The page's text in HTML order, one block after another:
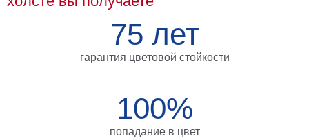
75 лет
гарантия цветовой стойкости
100%
попадание в цвет